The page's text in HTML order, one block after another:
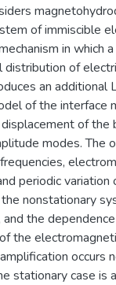
of immiscible
in which
distribution of
an additional
of the interface
of the
modes. The
periodic
nonstationary
the
the
occurs
stationary case is